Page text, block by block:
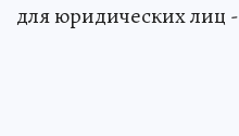
для юридических лиц